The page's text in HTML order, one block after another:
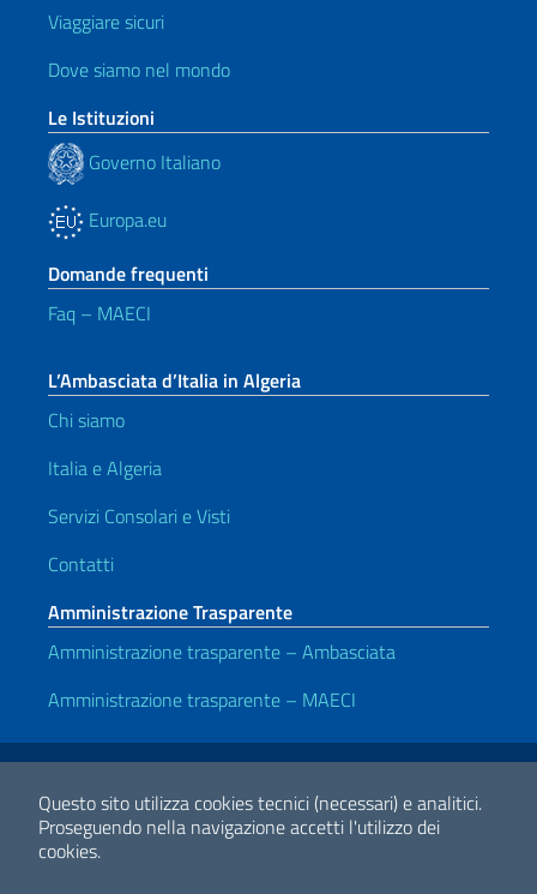
Questo sito utilizza cookies tecnici (necessari) e analitici.
Proseguendo nella navigazione accetti l'utilizzo dei
cookies.
Viaggiare sicuri
Dove siamo nel mondo
Le Istituzioni
Governo Italiano
Europa.eu
Domande frequenti
Faq – MAECI
L’Ambasciata d’Italia in Algeria
Chi siamo
Italia e Algeria
Servizi Consolari e Visti
Contatti
Amministrazione Trasparente
Amministrazione trasparente – Ambasciata
Amministrazione trasparente – MAECI
Link Utili